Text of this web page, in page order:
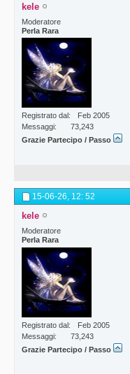
kele
Moderatore
Perla Rara
Registrato dal
Feb 2005
Messaggi
73,243
Grazie Partecipo / Passo
15-06-26, 12: 52
kele
Moderatore
Perla Rara
Registrato dal
Feb 2005
Messaggi
73,243
Grazie Partecipo / Passo